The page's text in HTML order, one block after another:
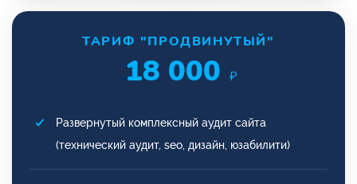
ТАРИФ "ПРОДВИНУТЫЙ"
18 000 ₽
Развернутый комплексный аудит сайта
(технический аудит, seo, дизайн, юзабилити)